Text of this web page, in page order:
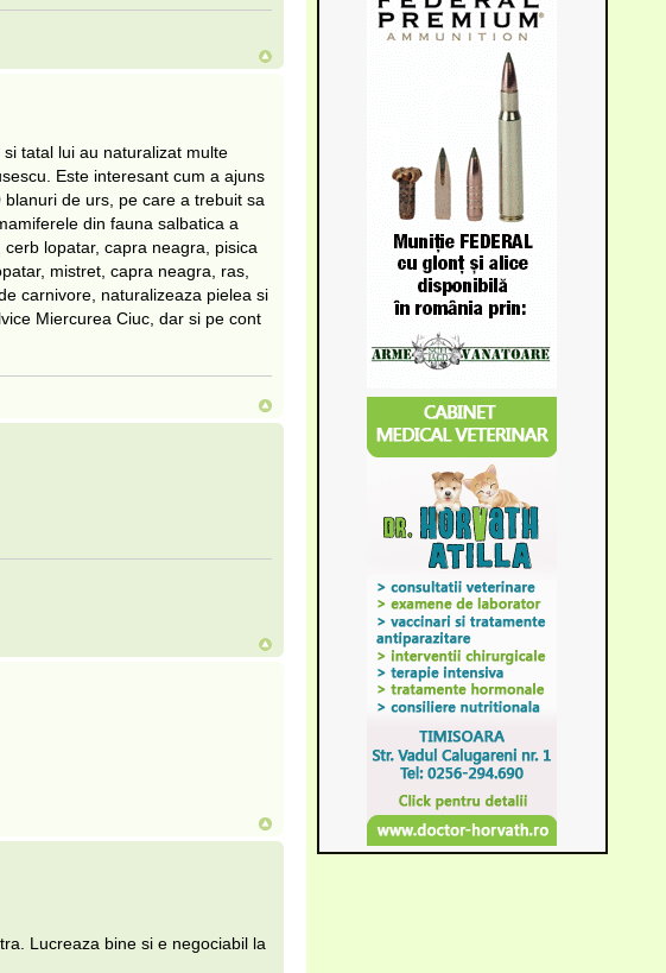
tatal lui au naturalizat multe
Este interesant cum a ajuns
de urs, pe care a trebuit sa
din fauna salbatica a
lopatar, capra neagra, pisica
mistret, capra neagra, ras,
carnivore, naturalizeaza pielea si
Miercurea Ciuc, dar si pe cont
Lucreaza bine si e negociabil la